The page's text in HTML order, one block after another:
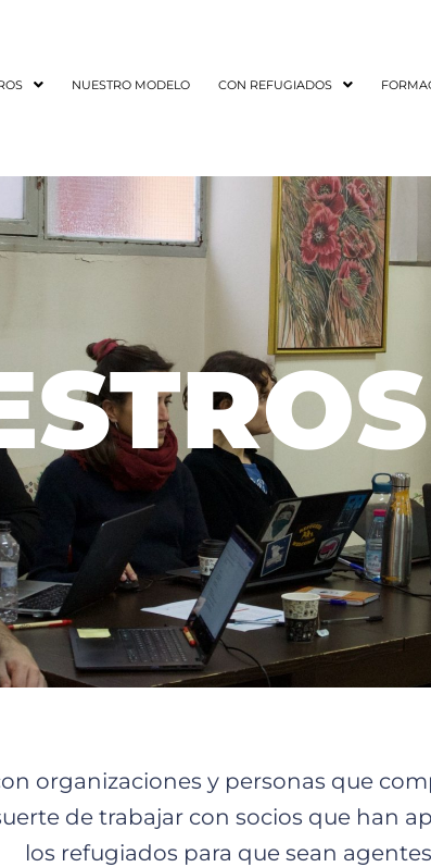
NUESTRO MODELO CON REFUGIADOS
organizaciones y personas que
de trabajar con socios que han
los refugiados para que sean